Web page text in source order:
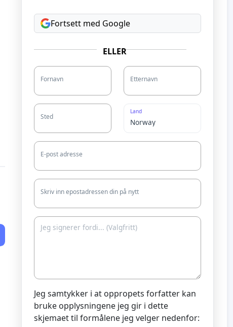
Fortsett med Google
ELLER
Fornavn Etternavn
Sted
Land
E-post adresse
Skriv inn epostadressen din på nytt
Jeg samtykker i at oppropets forfatter kan
bruke opplysningene jeg gir i dette
skjemaet til formålene jeg velger nedenfor: